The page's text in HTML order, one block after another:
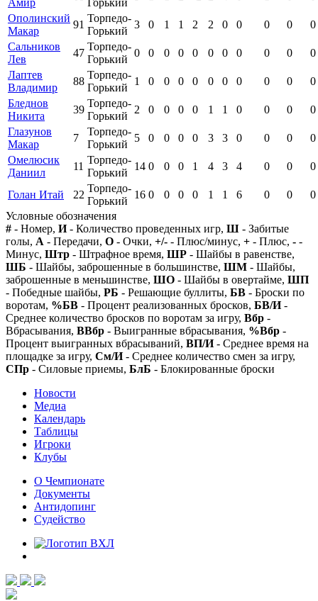
Амир
Горький
Ополинский
Макар
91
Торпедо-
Горький
3 0 1 1 2 2 0 0 0 0
0
Сальников
Лев
47
Торпедо-
Горький
0 0 0 0 0 0 0 0 0 0
0
Лаптев
Владимир
88
Торпедо-
Горький
1 0 0 0 0 0 0 0 0 0
0
Бледнов
Никита
39
Торпедо-
Горький
2 0 0 0 0 1 1 0 0 0
0
Глазунов
Макар
7
Торпедо-
Горький
5 0 0 0 0 3 3 0 0 0
0
Омелюсик
Даниил
11
Торпедо-
Горький
14 0 0 0 1 4 3 4 0 0 0
Голан Итай 22
Торпедо-
Горький
16 0 0 0 0 1 1 6 0 0
0
Условные обозначения
# - Номер, И- Количество проведенных игр, Ш - Забитые
голы, А - Передачи, О - Очки, +/- - Плюс/минус, + - Плюс, - -
Минус, Штр - Штрафное время, ШР - Шайбы в равенстве,
ШБ - Шайбы, заброшенные в большинстве, ШМ - Шайбы,
заброшенные в меньшинстве, ШО - Шайбы в овертайме, ШП
- Победные шайбы, РБ - Решающие буллиты, БВ - Броски по
воротам, %БВ - Процент реализованных бросков, БВ/И-
Среднее количество бросков по воротам за игру, Вбр -
Вбрасывания, ВВбр - Выигранные вбрасывания, %Вбр -
Процент выигранных вбрасываний, ВП/И- Среднее время на
площадке за игру, См/И- Среднее количество смен за игру,
СПр - Силовые приемы, БлБ - Блокированные броски
Новости
Медиа
Календарь
Таблицы
Игроки
Клубы
О Чемпионате
Документы
Антидопинг
Судейство